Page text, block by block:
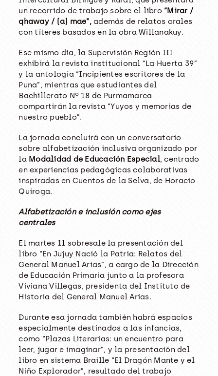
un recorrido de trabajo sobre el libro “Mirar /
qhaway / (a) mae”,además de relatos orales
con títeres basados en la obra Willanakuy.
Ese mismo día, la Supervisión Región III
exhibirá la revista institucional “La Huerta 39”
y la antología “Incipientes escritores de la
Puna”, mientras que estudiantes del
Bachillerato Nº 18 de Purmamarca
compartirán la revista “Yuyos y memorias de
nuestro pueblo”.
La jornada concluirá con un conversatorio
sobre alfabetización inclusiva organizado por
la Modalidad de Educación Especial, centrado
en experiencias pedagógicas colaborativas
inspiradas en Cuentos de la Selva, de Horacio
Quiroga.
Alfabetización e inclusión como ejes
centrales
El martes 11 sobresale la presentación del
libro “En Jujuy Nació la Patria: Relatos del
General Manuel Arias”, a cargo de la Dirección
de Educación Primaria junto a la profesora
Viviana Villegas, presidenta del Instituto de
Historia del General Manuel Arias.
Durante esa jornada también habrá espacios
especialmente destinados a las infancias,
como “Plazas Literarias: un encuentro para
leer, jugar e imaginar”, y la presentación del
libro en sistema Braille “El Dragón Mante y el
Niño Explorador”, resultado del trabajo